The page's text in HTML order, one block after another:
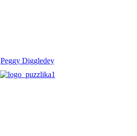
Peggy Diggledey